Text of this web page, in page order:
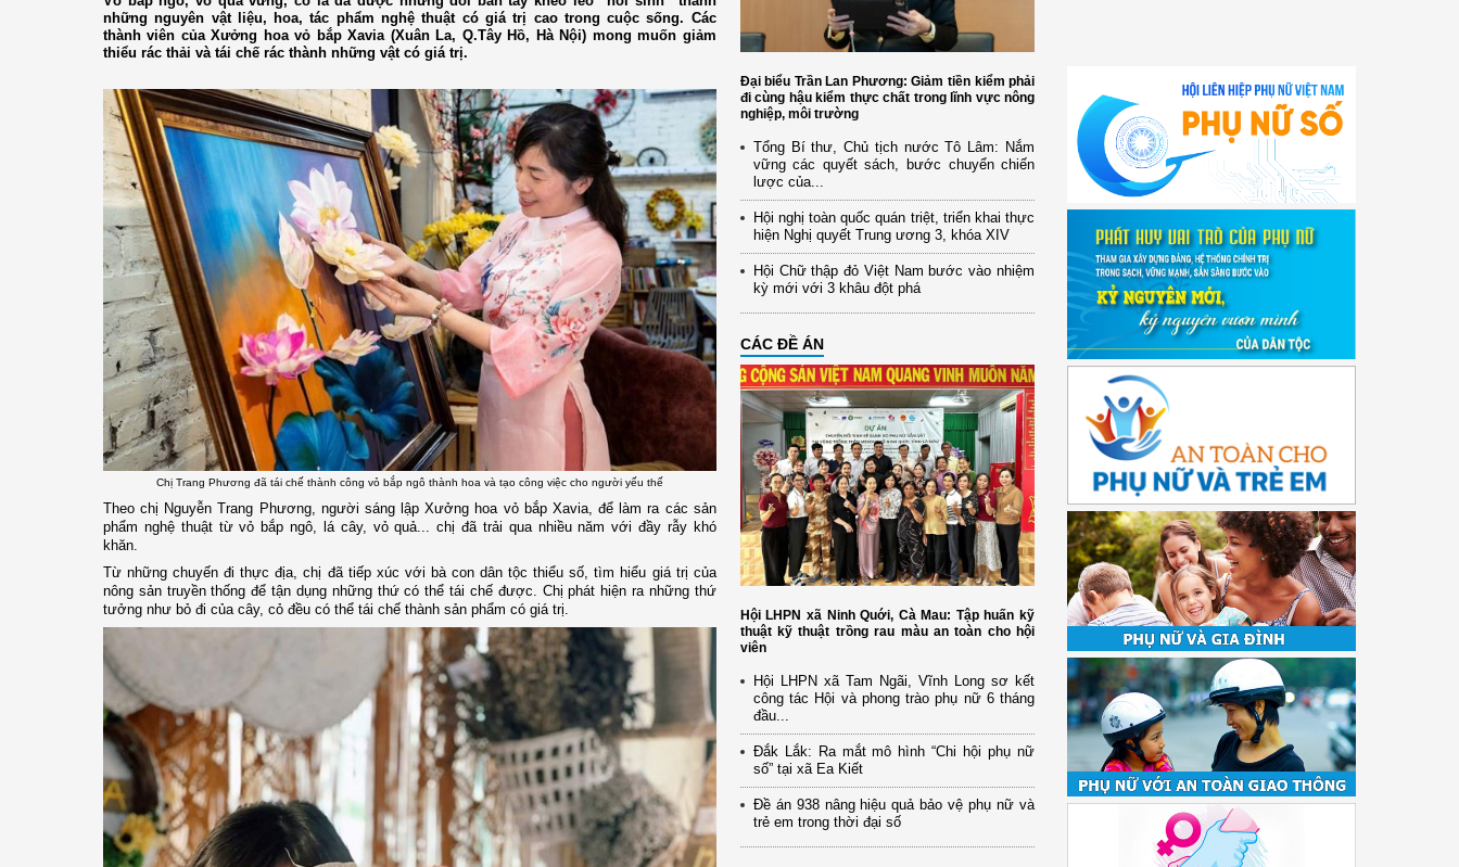
những nguyên vật liệu, hoa, tác phẩm nghệ thuật có giá trị cao trong cuộc sống. Các
thành viên của Xưởng hoa vỏ bắp Xavia (Xuân La, Q.Tây Hồ, Hà Nội) mong muốn giảm
thiểu rác thải và tái chế rác thành những vật có giá trị.
Chị Trang Phương đã tái chế thành công vỏ bắp ngô thành hoa và tạo công việc cho người yếu thế
Theo chị Nguyễn Trang Phương, người sáng lập Xưởng hoa vỏ bắp Xavia, để làm ra các sản
phẩm nghệ thuật từ vỏ bắp ngô, lá cây, vỏ quả... chị đã trải qua nhiều năm với đầy rẫy khó
khăn.
Từ những chuyến đi thực địa, chị đã tiếp xúc với bà con dân tộc thiểu số, tìm hiểu giá trị của
nông sản truyền thống để tận dụng những thứ có thể tái chế được. Chị phát hiện ra những thứ
tưởng như bỏ đi của cây, cỏ đều có thể tái chế thành sản phẩm có giá trị.
Đại biểu Trần Lan Phương: Giảm tiền kiểm phải
đi cùng hậu kiểm thực chất trong lĩnh vực nông
nghiệp, môi trường
Tổng Bí thư, Chủ tịch nước Tô Lâm: Nắm
vững các quyết sách, bước chuyển chiến
lược của...
Hội nghị toàn quốc quán triệt, triển khai thực
hiện Nghị quyết Trung ương 3, khóa XIV
Hội Chữ thập đỏ Việt Nam bước vào nhiệm
kỳ mới với 3 khâu đột phá
CÁC ĐỀ ÁN
Hội LHPN xã Ninh Quới, Cà Mau: Tập huấn kỹ
thuật kỹ thuật trồng rau màu an toàn cho hội
viên
Hội LHPN xã Tam Ngãi, Vĩnh Long sơ kết
công tác Hội và phong trào phụ nữ 6 tháng
đầu...
Đắk Lắk: Ra mắt mô hình “Chi hội phụ nữ
số” tại xã Ea Kiết
Đề án 938 nâng hiệu quả bảo vệ phụ nữ và
trẻ em trong thời đại số